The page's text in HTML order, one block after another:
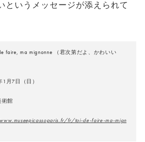
というメッセージが添えられて
faire, ma mignonne （君次第だよ、かわいい
1月7日（日）
術館
fr/toi-de-faire-ma-mign